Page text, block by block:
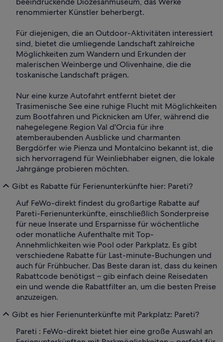
renommierter Künstler beherbergt.
Für diejenigen, die an Outdoor-Aktivitäten interessiert
sind, bietet die umliegende Landschaft zahlreiche
Möglichkeiten zum Wandern und Erkunden der
malerischen Weinberge und Olivenhaine, die die
toskanische Landschaft prägen.
Nur eine kurze Autofahrt entfernt bietet der
Trasimenische See eine ruhige Flucht mit Möglichkeiten
zum Bootfahren und Picknicken am Ufer, während die
nahegelegene Region Val d'Orcia für ihre
atemberaubenden Ausblicke und charmanten
Bergdörfer wie Pienza und Montalcino bekannt ist, die
sich hervorragend für Weinliebhaber eignen, die lokale
Jahrgänge probieren möchten.
Gibt es Rabatte für Ferienunterkünfte hier: Pareti?
Auf FeWo-direkt findest du großartige Rabatte auf
Pareti-Ferienunterkünfte, einschließlich Sonderpreise
für neue Inserate und Ersparnisse für wöchentliche
oder monatliche Aufenthalte mit Top-
Annehmlichkeiten wie Pool oder Parkplatz. Es gibt
verschiedene Rabatte für Last-minute-Buchungen und
auch für Frühbucher. Das Beste daran ist, dass du keinen
Rabattcode benötigst – gib einfach deine Reisedaten
ein und wende die Rabattfilter an, um die besten Preise
anzuzeigen.
Gibt es hier Ferienunterkünfte mit Parkplatz: Pareti?
Pareti : FeWo-direkt bietet hier eine große Auswahl an